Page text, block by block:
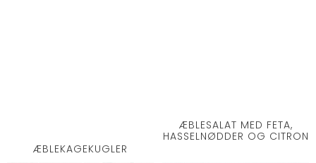
ÆBLEKAGEKUGLER
ÆBLESALAT MED FETA,
HASSELNØDDER OG CITRON